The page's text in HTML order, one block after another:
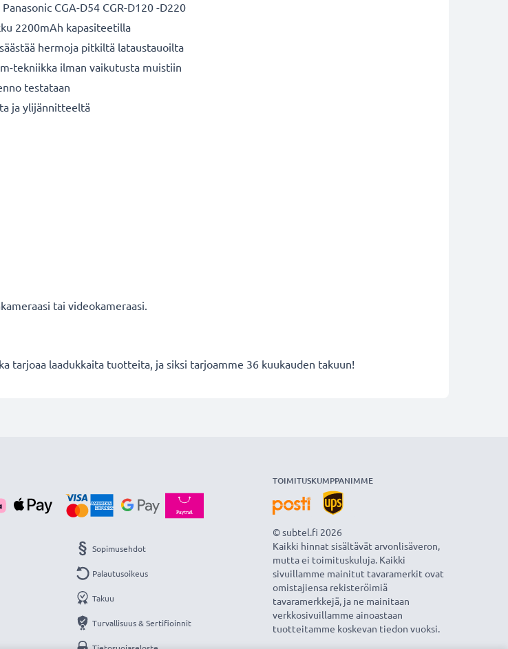
CGA-D54 CGR-D120 -D220
2200mAh kapasiteetilla
hermoja pitkiltä lataustauoilta
tekniikka ilman vaikutusta muistiin
testataan
ja ylijännitteeltä
tai videokameraasi.
tarjoaa laadukkaita tuotteita, ja siksi tarjoamme 36 kuukauden takuun!
Sopimusehdot
Palautusoikeus
Takuu
Turvallisuus & Sertifioinnit
TOIMITUSKUMPPANIMME
© subtel.fi 2026
Kaikki hinnat sisältävät arvonlisäveron,
mutta ei toimituskuluja. Kaikki
sivuillamme mainitut tavaramerkit ovat
omistajiensa rekisteröimiä
tavaramerkkejä, ja ne mainitaan
verkkosivuillamme ainoastaan
tuotteitamme koskevan tiedon vuoksi.